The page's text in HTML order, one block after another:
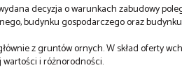
decyzja o warunkach zabudowy
budynku gospodarczego oraz
z gruntów ornych. W skład oferty
wartości i różnorodności.